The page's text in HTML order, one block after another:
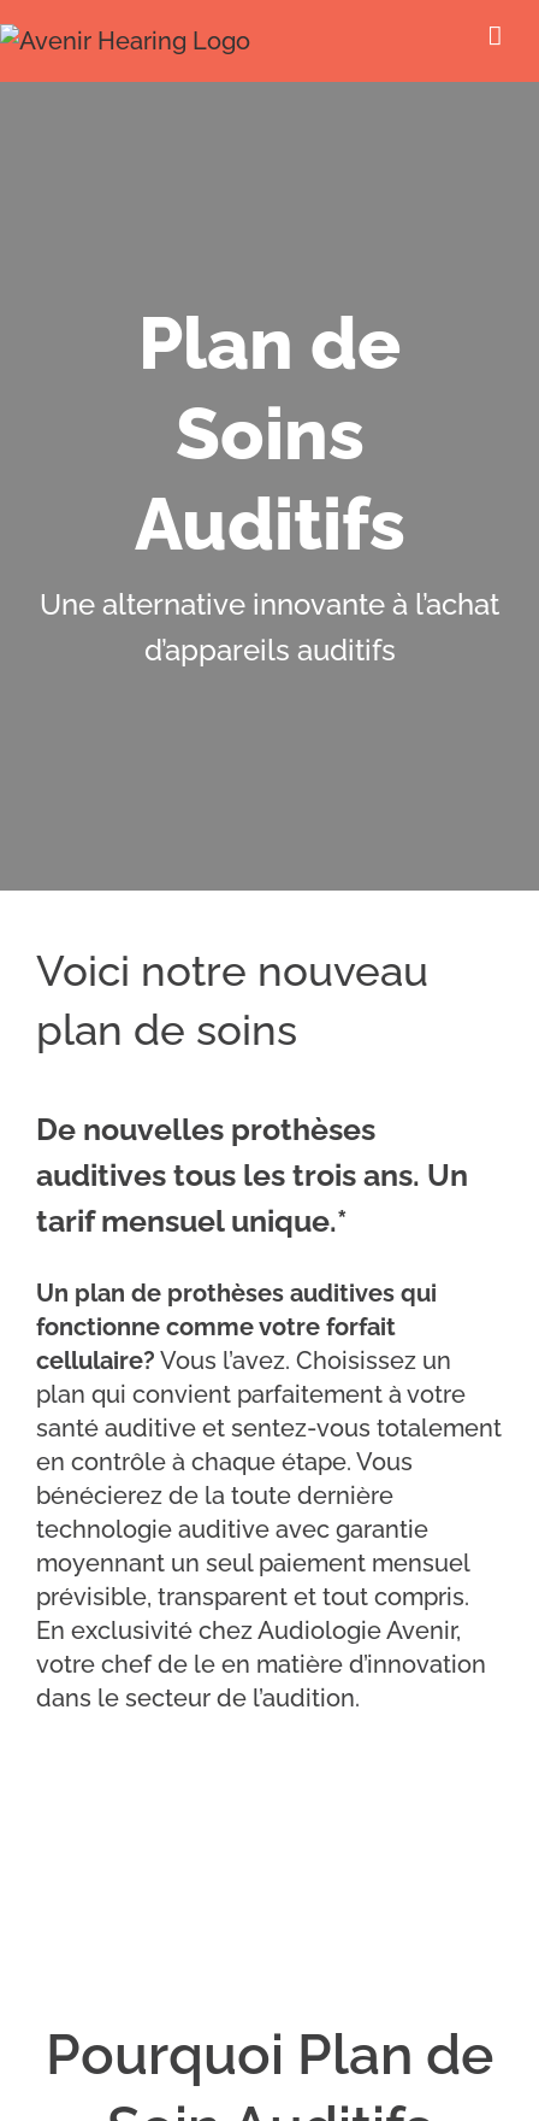
to
content
Plan de
Soins
Auditifs
Une alternative innovante à l’achat
d’appareils auditifs
Voici notre nouveau
plan de soins
De nouvelles prothèses
auditives tous les trois ans. Un
tarif mensuel unique.*
Un plan de prothèses auditives qui
fonctionne comme votre forfait
cellulaire? Vous l’avez. Choisissez un
plan qui convient parfaitement à votre
santé auditive et sentez-vous totalement
en contrôle à chaque étape. Vous
bénécierez de la toute dernière
technologie auditive avec garantie
moyennant un seul paiement mensuel
prévisible, transparent et tout compris.
En exclusivité chez Audiologie Avenir,
votre chef de le en matière d’innovation
dans le secteur de l’audition.
Pourquoi Plan de